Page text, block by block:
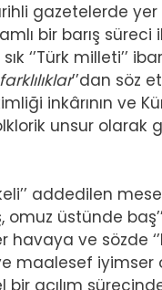
gazetelerde
bir barış
‘’Türk milleti’’
’’dan söz
inkârının ve
unsur olarak
addedilen
omuz üstünde
ve sözde
maalesef iyimser
açılım